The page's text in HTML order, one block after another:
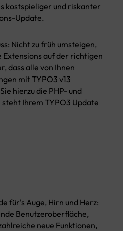
kostspieliger und riskanter
Update.
Nicht zu früh umsteigen,
Extensions auf der richtigen
dass alle von Ihnen
mit TYPO3 v13
hierzu die PHP- und
Ihrem TYPO3 Update
für's Auge, Hirn und Herz:
Benutzeroberfläche,
neue Funktionen,